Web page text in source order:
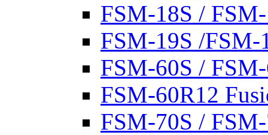
FSM-18S /
FSM-19S /FSM-
FSM-60S /
FSM-60R12
FSM-70S /